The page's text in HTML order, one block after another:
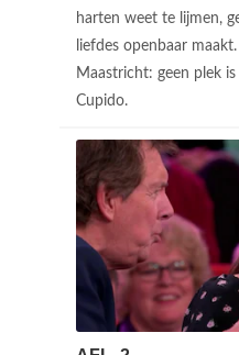
harten weet te lijmen,
liefdes openbaar
Maastricht: geen plek
Cupido.